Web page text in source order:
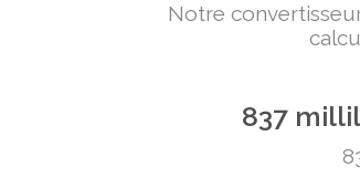
Notre
837